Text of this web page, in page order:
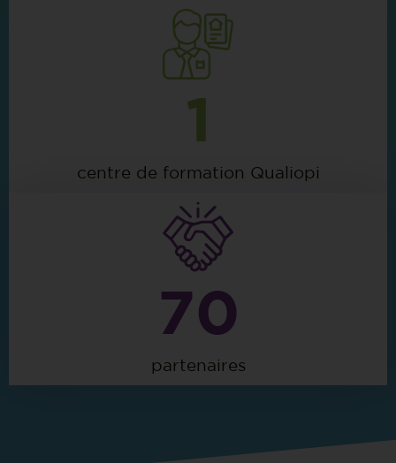
centre de formation Qualiopi
1
partenaires
70